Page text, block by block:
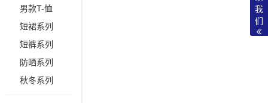
男款T-恤
短裙系列
短裤系列
防晒系列
秋冬系列
我
们